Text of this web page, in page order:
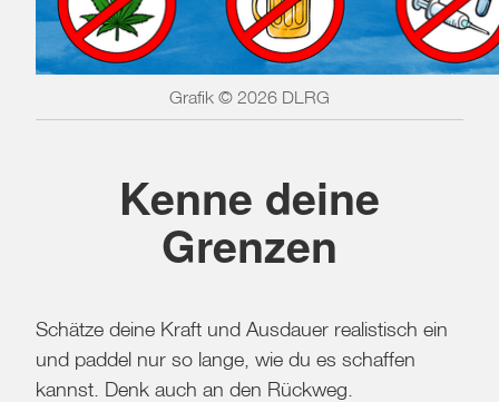
Grafik © 2026 DLRG
Kenne deine
Grenzen
Schätze deine Kraft und Ausdauer realistisch ein
und paddel nur so lange, wie du es schaffen
kannst. Denk auch an den Rückweg.